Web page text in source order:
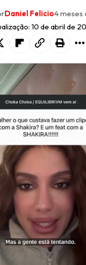
10 de abril de
Daniel Felicio4 meses